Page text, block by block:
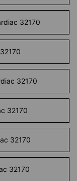
32170
32170
32170
32170
32170